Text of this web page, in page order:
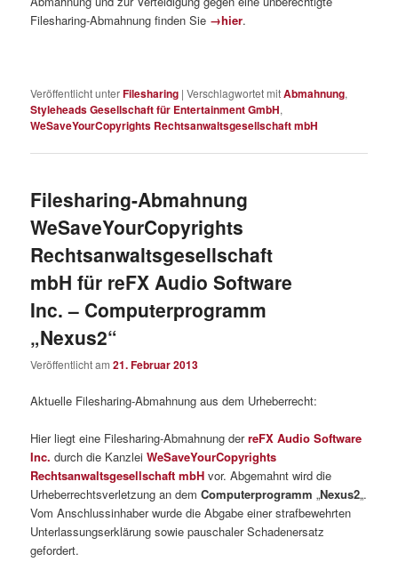
Filesharing-Abmahnung finden Sie →hier.
Veröffentlicht unterFilesharing |Verschlagwortet mitAbmahnung,
Styleheads Gesellschaft für Entertainment GmbH,
WeSaveYourCopyrights Rechtsanwaltsgesellschaft mbH
Filesharing-Abmahnung
WeSaveYourCopyrights
Rechtsanwaltsgesellschaft
mbH für reFX Audio Software
Inc. – Computerprogramm
„Nexus2“
Veröffentlicht am21. Februar 2013
Aktuelle Filesharing-Abmahnung aus dem Urheberrecht:
Hier liegt eine Filesharing-Abmahnung derreFX Audio Software
Inc. durch die KanzleiWeSaveYourCopyrights
Rechtsanwaltsgesellschaft mbH vor. Abgemahnt wird die
Urheberrechtsverletzung an demComputerprogramm„Nexus2„.
Vom Anschlussinhaber wurde die Abgabe einer strafbewehrten
Unterlassungserklärung sowie pauschaler Schadenersatz
gefordert.